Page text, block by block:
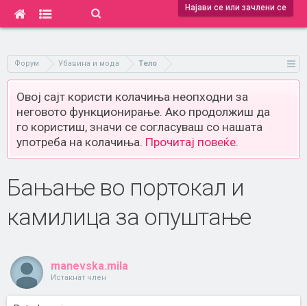
Најави се или зачлени се
Форум Убавина и мода Тело
Овој сајт користи колачиња неопходни за
неговото функционирање. Ако продолжиш да
го користиш, значи се согласуваш со нашата
употреба на колачиња. Прочитај повеќе.
Бањање во портокал и
камилица за опуштање
manevska.mila
Истакнат член